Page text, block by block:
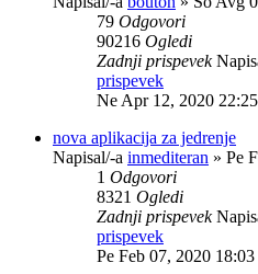
79 Odgovori
90216 Ogledi
Zadnji prispevek
prispevek
Ne Apr 12, 2020 22:25
nova aplikacija za jedrenje
Napisal/-a inmediteran » Pe
1 Odgovori
8321 Ogledi
Zadnji prispevek
prispevek
Pe Feb 07, 2020 18:03